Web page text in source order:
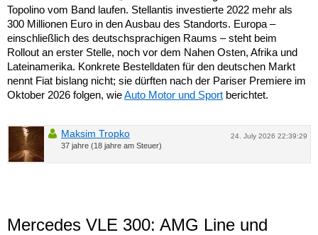
Topolino vom Band laufen. Stellantis investierte 2022 mehr als
300 Millionen Euro in den Ausbau des Standorts. Europa –
einschließlich des deutschsprachigen Raums – steht beim
Rollout an erster Stelle, noch vor dem Nahen Osten, Afrika und
Lateinamerika. Konkrete Bestelldaten für den deutschen Markt
nennt Fiat bislang nicht; sie dürften nach der Pariser Premiere im
Oktober 2026 folgen, wieAuto Motor und Sport berichtet.
24. July 2026 22:39:29
Maksim Tropko
37 jahre (18 jahre am Steuer)
Mercedes VLE 300: AMG Line und